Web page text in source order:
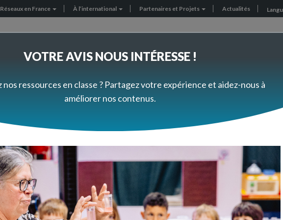
Réseaux en France À l’international Partenaires et Projets Actualités
Transports et écomobilité
vous aider à travailler avec vos élèves sur
VOTRE AVIS NOUS INTÉRESSE !
nos ressources en classe ? Partagez votre expérience et aidez-nous à
améliorer nos contenus.